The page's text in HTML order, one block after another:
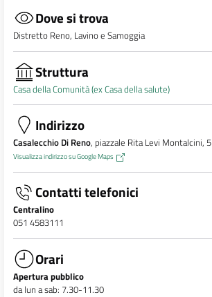
Dove si trova
Distretto Reno, Lavino e Samoggia
Struttura
Casa della Comunità (ex Casa della salute)
Indirizzo
Casalecchio Di Reno, piazzale Rita Levi Montalcini, 5
Visualizza indirizzo su Google Maps
Contatti telefonici
Centralino
051 4583111
Orari
Apertura pubblico
da lun a sab: 7.30-11.30